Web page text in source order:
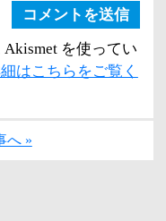
を使ってい
はこちらをご覧く
へ »